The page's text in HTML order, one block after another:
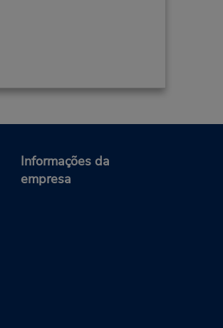
Informações da
empresa